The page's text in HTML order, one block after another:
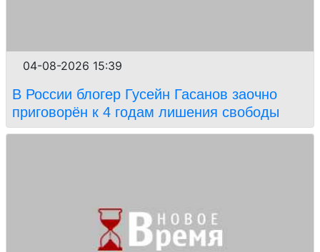
04-08-2026 15:39
В России блогер Гусейн Гасанов заочно
приговорён к 4 годам лишения свободы